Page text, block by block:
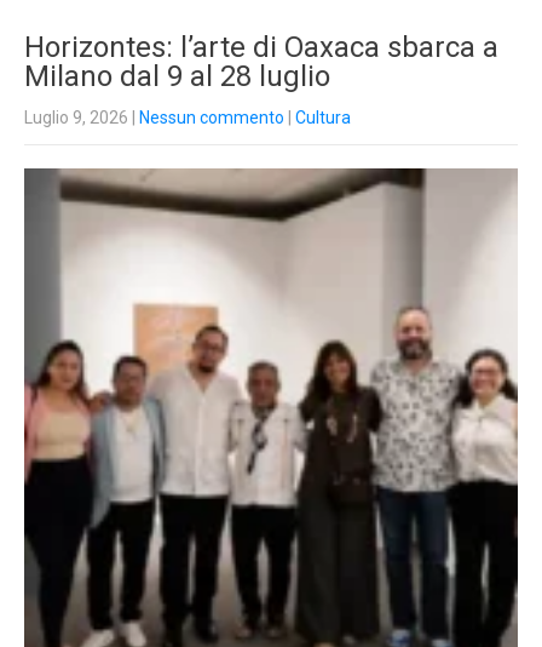
Horizontes: l’arte di Oaxaca sbarca a
Milano dal 9 al 28 luglio
Luglio 9, 2026 Nessun commento Cultura